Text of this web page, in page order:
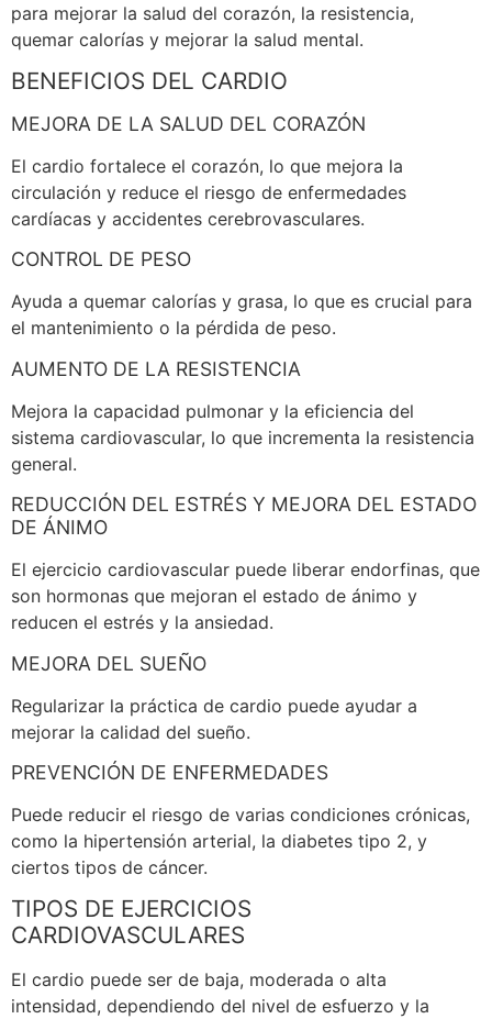
para mejorar la salud del corazón, la resistencia,
quemar calorías y mejorar la salud mental.
BENEFICIOS DEL CARDIO
MEJORA DE LA SALUD DEL CORAZÓN
El cardio fortalece el corazón, lo que mejora la
circulación y reduce el riesgo de enfermedades
cardíacas y accidentes cerebrovasculares.
CONTROL DE PESO
Ayuda a quemar calorías y grasa, lo que es crucial para
el mantenimiento o la pérdida de peso.
AUMENTO DE LA RESISTENCIA
Mejora la capacidad pulmonar y la eficiencia del
sistema cardiovascular, lo que incrementa la resistencia
general.
REDUCCIÓN DEL ESTRÉS Y MEJORA DEL ESTADO
DE ÁNIMO
El ejercicio cardiovascular puede liberar endorfinas, que
son hormonas que mejoran el estado de ánimo y
reducen el estrés y la ansiedad.
MEJORA DEL SUEÑO
Regularizar la práctica de cardio puede ayudar a
mejorar la calidad del sueño.
PREVENCIÓN DE ENFERMEDADES
Puede reducir el riesgo de varias condiciones crónicas,
como la hipertensión arterial, la diabetes tipo 2, y
ciertos tipos de cáncer.
TIPOS DE EJERCICIOS
CARDIOVASCULARES
El cardio puede ser de baja, moderada o alta
intensidad, dependiendo del nivel de esfuerzo y la